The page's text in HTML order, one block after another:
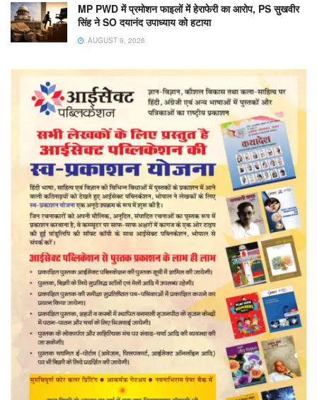
MP PWD में प्रमोशन फाइलों में हेराफेरी का आरोप, PS सुखवीर
सिंह ने SO दयानंद उपाध्याय को हटाया
AUGUST 9, 2026